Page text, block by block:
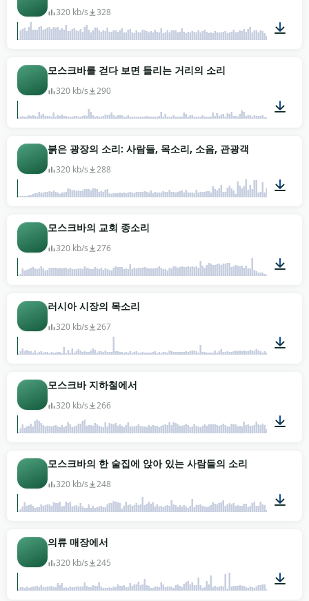
320 kb/s 328
모스크바를 걷다 보면 들리는 거리의 소리
320 kb/s 290
붉은 광장의 소리: 사람들, 목소리, 소음, 관광객
320 kb/s 288
모스크바의 교회 종소리
320 kb/s 276
러시아 시장의 목소리
320 kb/s 267
모스크바 지하철에서
320 kb/s 266
모스크바의 한 술집에 앉아 있는 사람들의 소리
320 kb/s 248
의류 매장에서
320 kb/s 245